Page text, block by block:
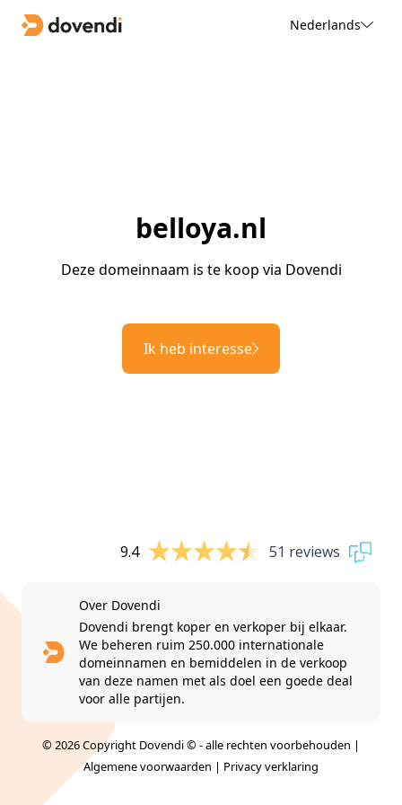
Nederlands
belloya.nl
Deze domeinnaam is te koop via Dovendi
Ik heb interesse
9.4 51 reviews
Over Dovendi
Dovendi brengt koper en verkoper bij elkaar.
We beheren ruim 250.000 internationale
domeinnamen en bemiddelen in de verkoop
van deze namen met als doel een goede deal
voor alle partijen.
© 2026 Copyright Dovendi © - alle rechten voorbehouden |
Algemene voorwaarden | Privacy verklaring